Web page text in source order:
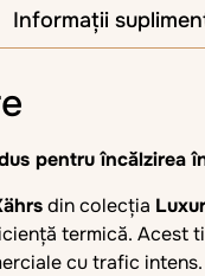
Informații
pentru încălzirea
din colecția
termică. Acest
cu trafic intens.